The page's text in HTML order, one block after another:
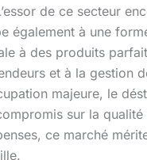
de ce secteur
également à une
à des produits
et à la gestion
majeure, le
sur la
ce marché